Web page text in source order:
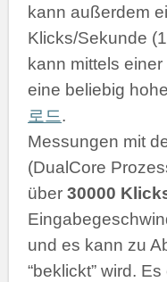
kann außerdem
Klicks/Sekunde
kann mittels
eine beliebig
로드.
Messungen mit
(DualCore
über 30000
und es kann zu
“beklickt” wird.